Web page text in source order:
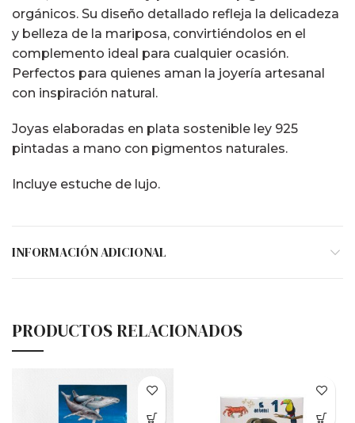
orgánicos. Su diseño detallado refleja la delicadeza
y belleza de la mariposa, convirtiéndolos en el
complemento ideal para cualquier ocasión.
Perfectos para quienes aman la joyería artesanal
con inspiración natural.
Joyas elaboradas en plata sostenible ley 925
pintadas a mano con pigmentos naturales.
Incluye estuche de lujo.
INFORMACIÓN ADICIONAL
PRODUCTOS RELACIONADOS